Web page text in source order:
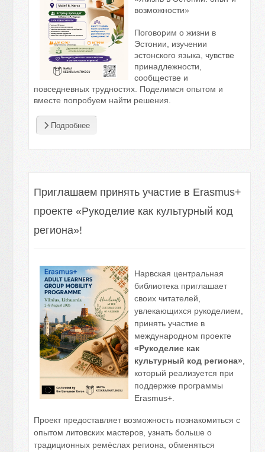
возможности»
Поговорим о жизни в
Эстонии, изучении
эстонского языка, чувстве
принадлежности,
сообществе и
повседневных трудностях. Поделимся опытом и
вместе попробуем найти решения.
Подробнее
Приглашаем принять участие в Erasmus+
проекте «Рукоделие как культурный код
региона»!
Нарвская центральная
библиотека приглашает
своих читателей,
увлекающихся рукоделием,
принять участие в
международном проекте
«Рукоделие как
культурный код региона»,
который реализуется при
поддержке программы
Erasmus+.
Проект предоставляет возможность познакомиться с
опытом литовских мастеров, узнать больше о
традиционных ремёслах региона, обменяться